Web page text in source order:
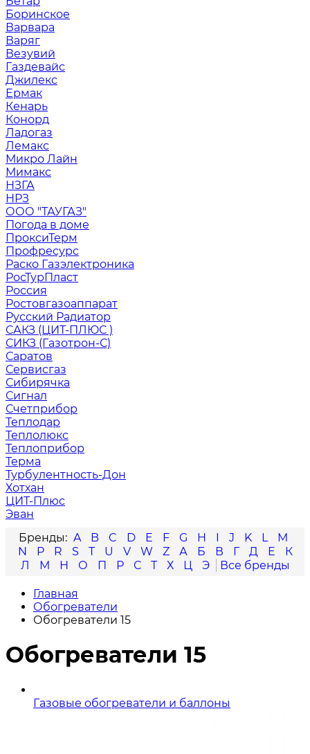
Боринское
Варвара
Варяг
Везувий
Газдевайс
Джилекс
Ермак
Кенарь
Конорд
Ладогаз
Лемакс
Микро Лайн
Мимакс
НЗГА
НРЗ
ООО "ТАУГАЗ"
Погода в доме
ПроксиТерм
Профресурс
Раско Газэлектроника
РосТурПласт
Россия
Ростовгазоаппарат
Русский Радиатор
САКЗ (ЦИТ-ПЛЮС )
СИКЗ (Газотрон-С)
Саратов
Сервисгаз
Сибирячка
Сигнал
Счетприбор
Теплодар
Теплолюкс
Теплоприбор
Терма
Турбулентность-Дон
Хотхан
ЦИТ-Плюс
Эван
A
B C D E F G H I J K L
M
N
P R S T U V W Z А Б В Г Д Е
К
Л
М Н О П Р С Т Х Ц Э
Главная
Обогреватели
Обогреватели 15
Обогреватели 15
Газовые обогреватели и баллоны